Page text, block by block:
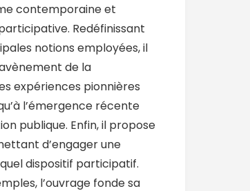
contemporaine et
Redéfinissant
notions employées, il
de la
expériences pionnières
l’émergence récente
publique. Enfin, il propose
d’engager une
dispositif participatif.
l’ouvrage fonde sa